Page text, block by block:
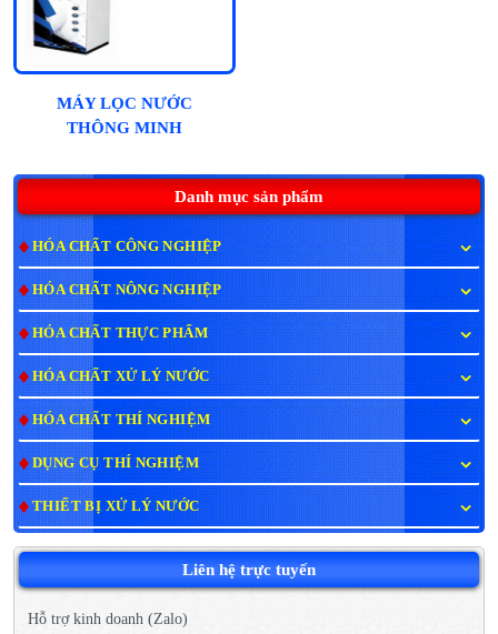
Danh mục sản phẩm
HÓA CHẤT CÔNG NGHIỆP
HÓA CHẤT NÔNG NGHIỆP
HÓA CHẤT THỰC PHẨM
HÓA CHẤT XỬ LÝ NƯỚC
HÓA CHẤT THÍ NGHIỆM
DỤNG CỤ THÍ NGHIỆM
THIẾT BỊ XỬ LÝ NƯỚC
Liên hệ trực tuyến
Hỗ trợ kinh doanh (Zalo)
MÁY LỌC NƯỚC
THÔNG MINH
10 CẤP - CAO CẤP